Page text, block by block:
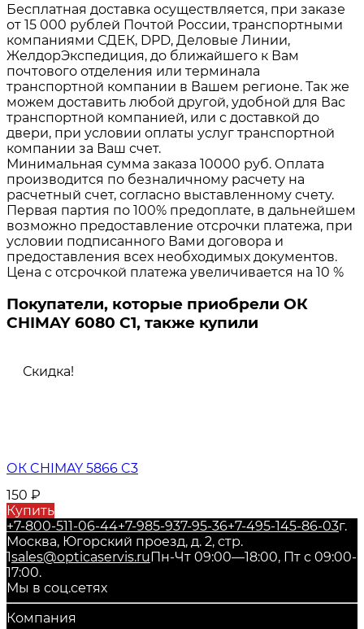
Бесплатная доставка осуществляется, при заказе
от 15 000 рублей Почтой России, транспортными
компаниями СДЕК, DPD, Деловые Линии,
ЖелдорЭкспедиция, до ближайшего к Вам
почтового отделения или терминала
транспортной компании в Вашем регионе. Так же
можем доставить любой другой, удобной для Вас
транспортной компанией, или с доставкой до
двери, при условии оплаты услуг транспортной
компании за Ваш счет.
Минимальная сумма заказа 10000 руб. Оплата
производится по безналичному расчету на
расчетный счет, согласно выставленному счету.
Первая партия по 100% предоплате, в дальнейшем
возможно предоставление отсрочки платежа, при
условии подписанного Вами договора и
предоставления всех необходимых документов.
Цена с отсрочкой платежа увеличивается на 10 %
Покупатели, которые приобрели ОК
CHIMAY 6080 C1, также купили
Скидка!
ОК CHIMAY 5866 C3
150 ₽
Купить
+7-800-511-06-44+7-985-937-95-36+7-495-145-86-03г.
Москва, Югорский проезд, д. 2, стр.
1sales@opticaservis.ruПн-Чт 09:00—18:00, Пт с 09:00-
17:00.
Мы в соц.сетях
Компания